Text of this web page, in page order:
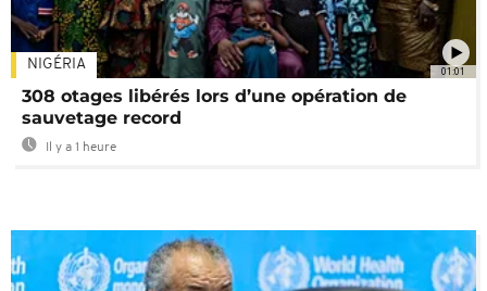
01:01
NIGÉRIA
308 otages libérés lors d’une opération de
sauvetage record
Il y a 1 heure